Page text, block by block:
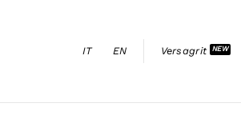
IT EN Versagrit